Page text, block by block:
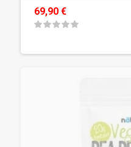
69,90 €